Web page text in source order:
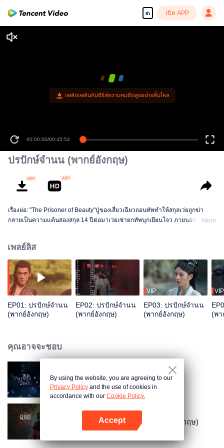
th เปิด APP
เพลิดเพลินกับซีรีส์ความคมชัดสูงอย่างลื่นไหล
00:00:00/00:45:54
ปรปักษ์จำนน (พากย์อังกฤษ)
เรื่องย่อ: "The Prisoner of Beauty"ปู่ของเสี่ยวเฉียวถอนทัพทำให้สกุลเว่ยถูกฆ่า
กลายเป็นความแค้นสองสกุล 14 ปีต่อมาเว่ยเซ่ายกทัพบุกเยียนโจว ภายนอกเพื่อแก้
More
เพลย์ลิส
EP01: ปรปักษ์จำนน
(พากย์อังกฤษ)
EP02: ปรปักษ์จำนน
(พากย์อังกฤษ)
VIP
EP03: ปรปักษ์จำนน
(พากย์อังกฤษ)
VIP
(พา
คุณอาจจะชอบ
ล่าหยก (พากย์อังกฤษ)
สตรีเช่นข้าหาได้ยากยิ่ง (พากย์อังกฤษ)
By using the website, you are agreeing to our
Privacy Policy and the use of cookies in
accordance with our Cookie Policy.
Accept